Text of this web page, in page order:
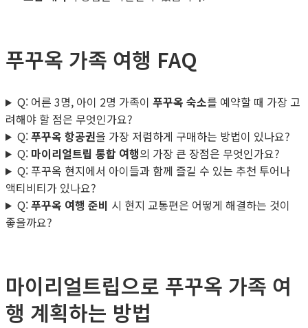
푸꾸옥 가족 여행 FAQ
Q: 어른 3명, 아이 2명 가족이 푸꾸옥 숙소를 예약할 때 가장 고
려해야 할 점은 무엇인가요?
Q:푸꾸옥 항공권을 가장 저렴하게 구매하는 방법이 있나요?
Q: 마이리얼트립 통합 여행의 가장 큰 장점은 무엇인가요?
Q: 푸꾸옥 현지에서 아이들과 함께 즐길 수 있는 추천 투어나
액티비티가 있나요?
Q:푸꾸옥 여행 준비 시 현지 교통편은 어떻게 해결하는 것이
좋을까요?
마이리얼트립으로 푸꾸옥 가족 여
행 계획하는 방법